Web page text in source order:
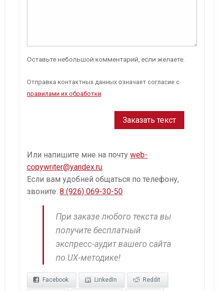
Оставьте небольшой комментарий, если желаете.
Отправка контактных данных означает согласие с
правилами их обработки
Или напишите мне на почту web-
copywriter@yandex.ru
Если вам удобней общаться по телефону,
звоните: 8 (926) 069-30-50
При заказе любого текста вы
получите бесплатный
экспресс-аудит вашего сайта
по UX-методике!
Facebook LinkedIn Reddit